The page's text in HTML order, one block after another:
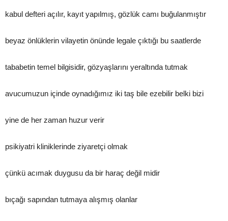
kabul defteri açılır, kayıt yapılmış, gözlük camı buğulanmıştır
beyaz önlüklerin vilayetin önünde legale çıktığı bu saatlerde
tababetin temel bilgisidir, gözyaşlarını yeraltında tutmak
avucumuzun içinde oynadığımız iki taş bile ezebilir belki bizi
yine de her zaman huzur verir
psikiyatri kliniklerinde ziyaretçi olmak
çünkü acımak duygusu da bir haraç değil midir
bıçağı sapından tutmaya alışmış olanlar